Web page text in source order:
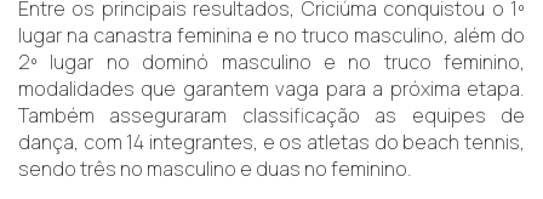
Entre os principais resultados, Criciúma conquistou o 1º
lugar na canastra feminina e no truco masculino, além do
2º lugar no dominó masculino e no truco feminino,
modalidades que garantem vaga para a próxima etapa.
Também asseguraram classificação as equipes de
dança, com 14 integrantes, e os atletas do beach tennis,
sendo três no masculino e duas no feminino.